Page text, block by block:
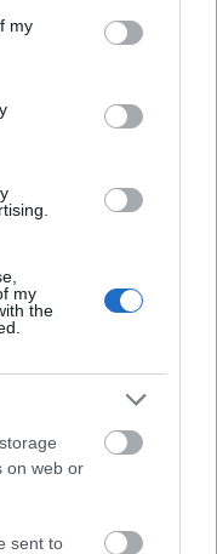
You may click to
third-party tags to
in below Google
my
my
the
on web or
sent to
és pár vidéki
a titkot,
tanulmányút
estig való…